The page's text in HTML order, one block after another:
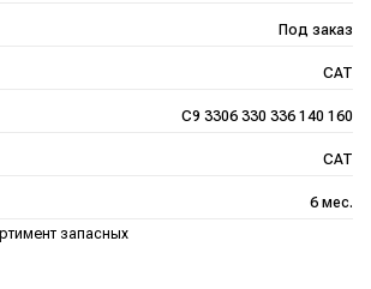
Под заказ
CAT
C9 3306 330 336 140 160
CAT
6 мес.
запасных